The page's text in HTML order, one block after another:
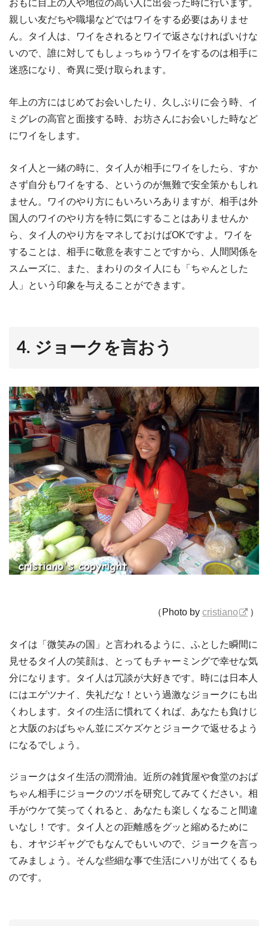
おもに目上の人や地位の高い人に出会った時に行います。
親しい友だちや職場などではワイをする必要はありませ
ん。タイ人は、ワイをされるとワイで返さなければいけな
いので、誰に対してもしょっちゅうワイをするのは相手に
迷惑になり、奇異に受け取られます。
年上の方にはじめてお会いしたり、久しぶりに会う時、イ
ミグレの高官と面接する時、お坊さんにお会いした時など
にワイをします。
タイ人と一緒の時に、タイ人が相手にワイをしたら、すか
さず自分もワイをする、というのが無難で安全策かもしれ
ません。ワイのやり方にもいろいろありますが、相手は外
国人のワイのやり方を特に気にすることはありませんか
ら、タイ人のやり方をマネしておけばOKですよ。ワイを
することは、相手に敬意を表すことですから、人間関係を
スムーズに、また、まわりのタイ人にも「ちゃんとした
人」という印象を与えることができます。
4. ジョークを言おう
（Photo by cristiano ）
タイは「微笑みの国」と言われるように、ふとした瞬間に
見せるタイ人の笑顔は、とってもチャーミングで幸せな気
分になります。タイ人は冗談が大好きです。時には日本人
にはエゲツナイ、失礼だな！という過激なジョークにも出
くわします。タイの生活に慣れてくれば、あなたも負けじ
と大阪のおばちゃん並にズケズケとジョークで返せるよう
になるでしょう。
ジョークはタイ生活の潤滑油。近所の雑貨屋や食堂のおば
ちゃん相手にジョークのツボを研究してみてください。相
手がウケて笑ってくれると、あなたも楽しくなること間違
いなし！です。タイ人との距離感をグッと縮めるために
も、オヤジギャグでもなんでもいいので、ジョークを言っ
てみましょう。そんな些細な事で生活にハリが出てくるも
のです。